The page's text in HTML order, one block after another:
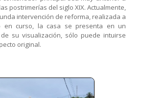
postrimerías del siglo XIX. Actualmente,
intervención de reforma, realizada a
en curso, la casa se presenta en un
su visualización, sólo puede intuirse
original.